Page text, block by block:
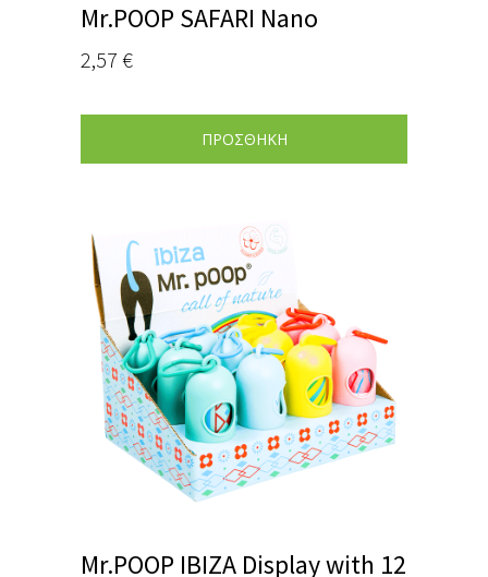
Mr.POOP SAFARI Nano
2,57 €
ΠΡΟΣΘΗΚΗ
Mr.POOP IBIZA Display with 12